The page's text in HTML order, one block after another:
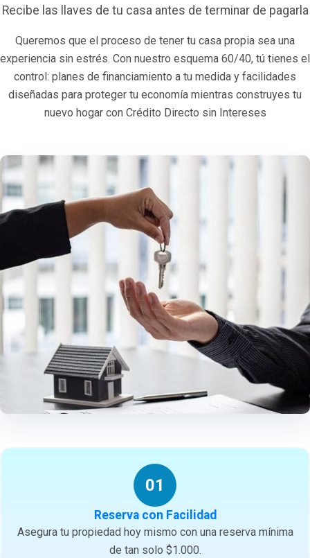
Recibe las llaves de tu casa antes de terminar de pagarla
Queremos que el proceso de tener tu casa propia sea una
experiencia sin estrés. Con nuestro esquema 60/40, tú tienes el
control: planes de financiamiento a tu medida y facilidades
diseñadas para proteger tu economía mientras construyes tu
nuevo hogar con Crédito Directo sin Intereses
01
Reserva con Facilidad
Asegura tu propiedad hoy mismo con una reserva mínima
de tan solo $1.000.